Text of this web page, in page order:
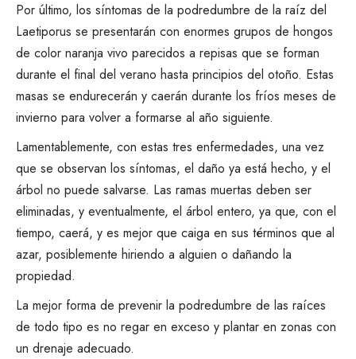
Por último, los síntomas de la podredumbre de la raíz del
Laetiporus se presentarán con enormes grupos de hongos
de color naranja vivo parecidos a repisas que se forman
durante el final del verano hasta principios del otoño. Estas
masas se endurecerán y caerán durante los fríos meses de
invierno para volver a formarse al año siguiente.
Lamentablemente, con estas tres enfermedades, una vez
que se observan los síntomas, el daño ya está hecho, y el
árbol no puede salvarse. Las ramas muertas deben ser
eliminadas, y eventualmente, el árbol entero, ya que, con el
tiempo, caerá, y es mejor que caiga en sus términos que al
azar, posiblemente hiriendo a alguien o dañando la
propiedad.
La mejor forma de prevenir la podredumbre de las raíces
de todo tipo es no regar en exceso y plantar en zonas con
un drenaje adecuado.